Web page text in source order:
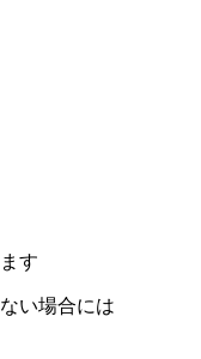
す
い場合には